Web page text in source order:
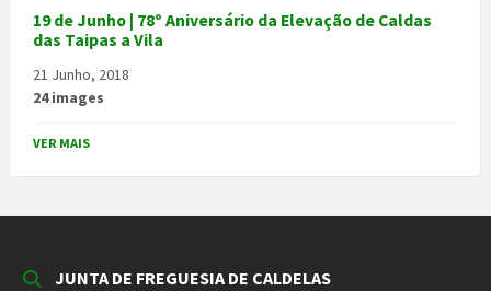
19 de Junho | 78º Aniversário da Elevação de Caldas
das Taipas a Vila
21 Junho, 2018
24 images
VER MAIS
JUNTA DE FREGUESIA DE CALDELAS